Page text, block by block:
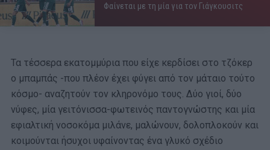
Φαίνεται με τη μία για τον Γιάγκουσιτς
Τα τέσσερα εκατομμύρια που είχε κερδίσει στο τζόκερ
ο μπαμπάς -που πλέον έχει φύγει από τον μάταιο τούτο
κόσμο- αναζητούν τον κληρονόμο τους. Δύο γιοί, δύο
νύφες, μία γειτόνισσα-φωτεινός παντογνώστης και μία
εφιαλτική νοσοκόμα μιλάνε, μαλώνουν, δολοπλοκούν και
κοιμούνται ήσυχοι υφαίνοντας ένα γλυκό σχέδιο